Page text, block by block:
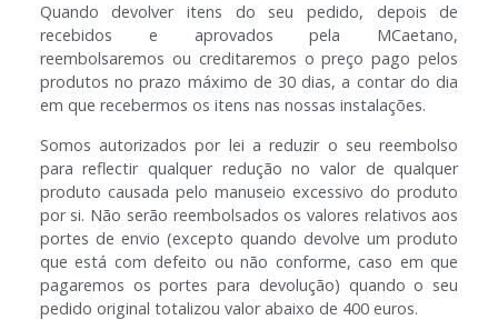
Quando devolver itens do seu pedido, depois de
recebidos e aprovados pela MCaetano,
reembolsaremos ou creditaremos o preço pago pelos
produtos no prazo máximo de 30 dias, a contar do dia
em que recebermos os itens nas nossas instalações.
Somos autorizados por lei a reduzir o seu reembolso
para reflectir qualquer redução no valor de qualquer
produto causada pelo manuseio excessivo do produto
por si. Não serão reembolsados os valores relativos aos
portes de envio (excepto quando devolve um produto
que está com defeito ou não conforme, caso em que
pagaremos os portes para devolução) quando o seu
pedido original totalizou valor abaixo de 400 euros.